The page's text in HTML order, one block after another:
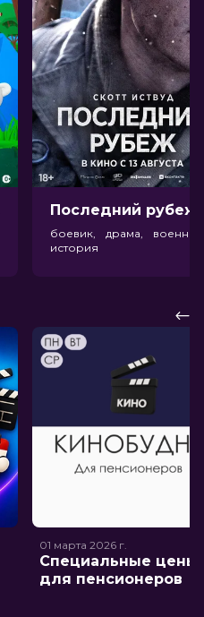
боевик, драма,
история
01 марта 2026 г.
Специальные цены
для пенсионеров